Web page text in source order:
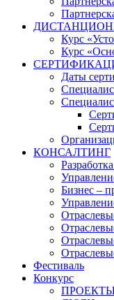
Курс
Курс
Даты
КОНСАЛТИНГ
Бизнес –
Фестиваль
Конкурс